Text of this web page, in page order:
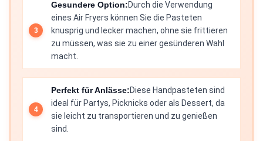
Gesundere Option:Durch die Verwendung
eines Air Fryers können Sie die Pasteten
knusprig und lecker machen, ohne sie frittieren
zu müssen, was sie zu einer gesünderen Wahl
macht.
Perfekt für Anlässe:Diese Handpasteten sind
ideal für Partys, Picknicks oder als Dessert, da
sie leicht zu transportieren und zu genießen
sind.